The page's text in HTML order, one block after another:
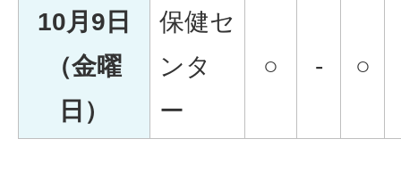
10月9日
（金曜
日）
保健セ
ンタ
ー
○ - ○